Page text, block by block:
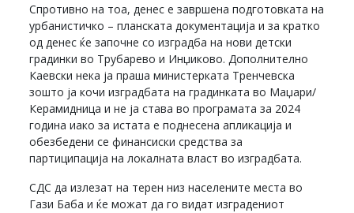
Спротивно на тоа, денес е завршена подготовката на
урбанистичко – планската документација и за кратко
од денес ќе започне со изградба на нови детски
градинки во Трубарево и Инџиково. Дополнително
Каевски нека ја праша министерката Тренчевска
зошто ја кочи изградбата на градинката во Маџари/
Керамидница и не ја става во програмата за 2024
година иако за истата е поднесена апликација и
обезбедени се финансиски средства за
партиципација на локалната власт во изградбата.
СДС да излезат на терен низ населените места во
Гази Баба и ќе можат да го видат изградениот